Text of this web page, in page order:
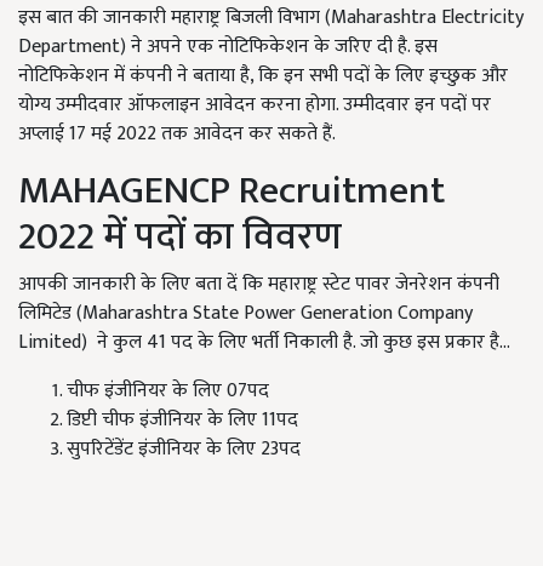
इस बात की जानकारी महाराष्ट्र बिजली विभाग (Maharashtra Electricity
Department) ने अपने एक नोटिफिकेशन के जरिए दी है. इस
नोटिफिकेशन में कंपनी ने बताया है, कि इन सभी पदों के लिए इच्छुक और
योग्य उम्मीदवार ऑफलाइन आवेदन करना होगा. उम्मीदवार इन पदों पर
अप्लाई 17 मई 2022 तक आवेदन कर सकते हैं.
MAHAGENCP Recruitment
2022 में पदों का विवरण
आपकी जानकारी के लिए बता दें कि महाराष्ट्र स्टेट पावर जेनरेशन कंपनी
लिमिटेड (Maharashtra State Power Generation Company
Limited) ने कुल 41 पद के लिए भर्ती निकाली है. जो कुछ इस प्रकार है...
चीफ इंजीनियर के लिए 07पद
डिप्टी चीफ इंजीनियर के लिए 11पद
सुपरिटेंडेंट इंजीनियर के लिए 23पद